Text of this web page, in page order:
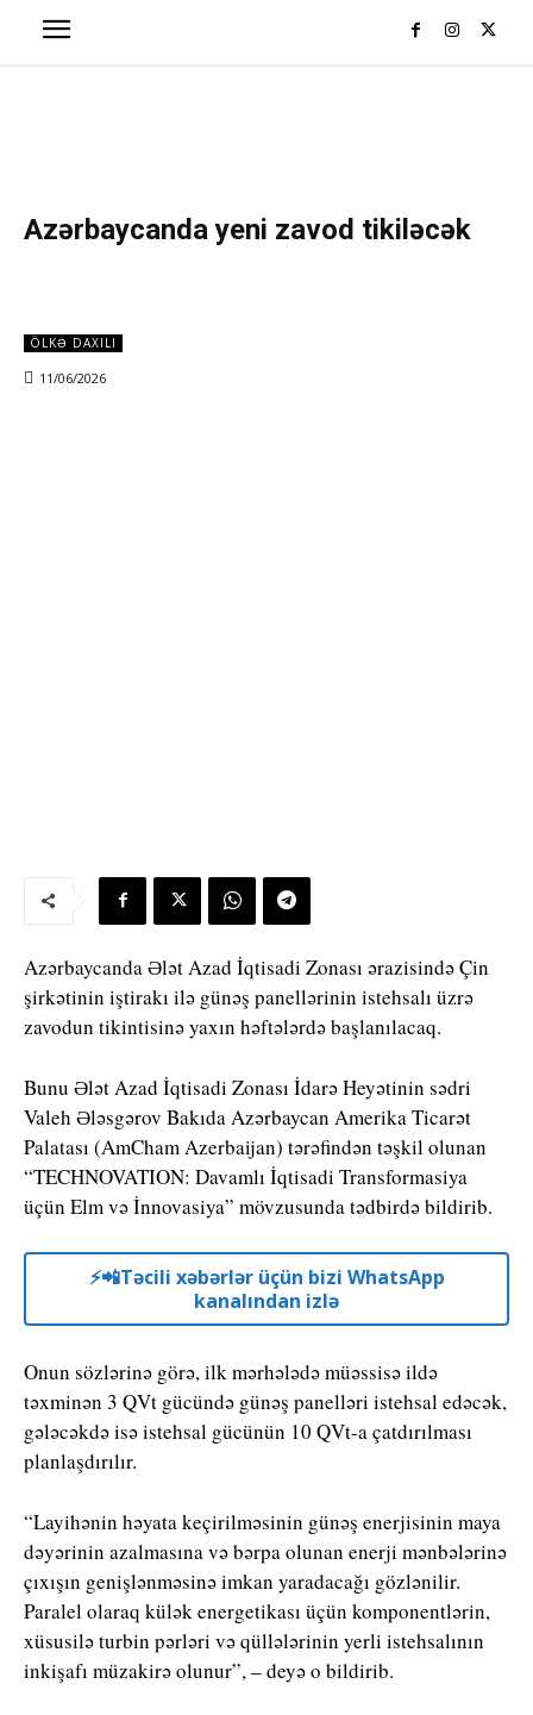
Azərbaycanda yeni zavod tikiləcək
ÖLKƏ DAXILI
11/06/2026
Azərbaycanda Ələt Azad İqtisadi Zonası ərazisində Çin
şirkətinin iştirakı ilə günəş panellərinin istehsalı üzrə
zavodun tikintisinə yaxın həftələrdə başlanılacaq.
Bunu Ələt Azad İqtisadi Zonası İdarə Heyətinin sədri
Valeh Ələsgərov Bakıda Azərbaycan Amerika Ticarət
Palatası (AmCham Azerbaijan) tərəfindən təşkil olunan
“TECHNOVATION: Davamlı İqtisadi Transformasiya
üçün Elm və İnnovasiya” mövzusunda tədbirdə bildirib.
⚡️📲Təcili xəbərlər üçün bizi WhatsApp
kanalından izlə
Onun sözlərinə görə, ilk mərhələdə müəssisə ildə
təxminən 3 QVt gücündə günəş panelləri istehsal edəcək,
gələcəkdə isə istehsal gücünün 10 QVt-a çatdırılması
planlaşdırılır.
“Layihənin həyata keçirilməsinin günəş enerjisinin maya
dəyərinin azalmasına və bərpa olunan enerji mənbələrinə
çıxışın genişlənməsinə imkan yaradacağı gözlənilir.
Paralel olaraq külək energetikası üçün komponentlərin,
xüsusilə turbin pərləri və qüllələrinin yerli istehsalının
inkişafı müzakirə olunur”, – deyə o bildirib.